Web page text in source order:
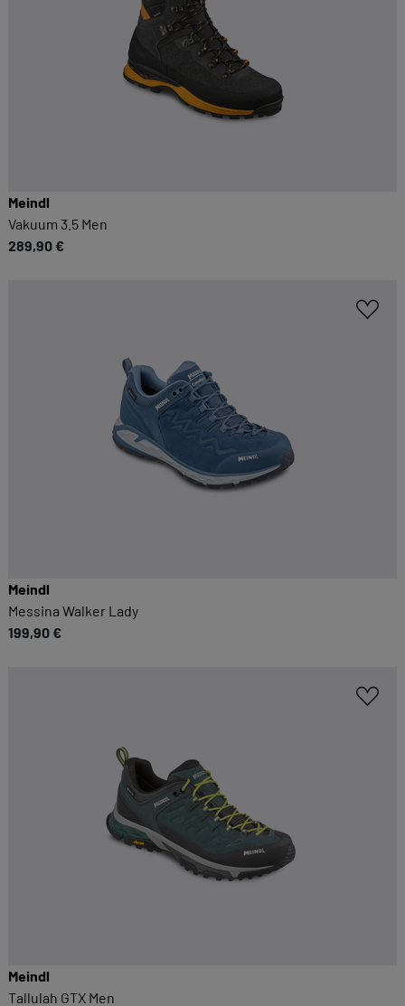
Meindl
Vakuum 3.5 Men
289,90 €
Meindl
Messina Walker Lady
199,90 €
Meindl
Tallulah GTX Men